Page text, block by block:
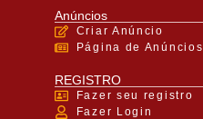
Anúncios
Criar Anúncio
Página de Anúncios
REGISTRO
Fazer seu registro
Fazer Login